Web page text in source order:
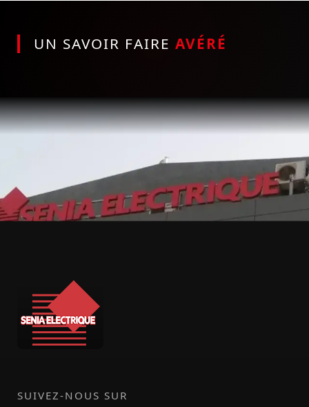
UN SAVOIR FAIRE AVÉRÉ
SUIVEZ-NOUS SUR